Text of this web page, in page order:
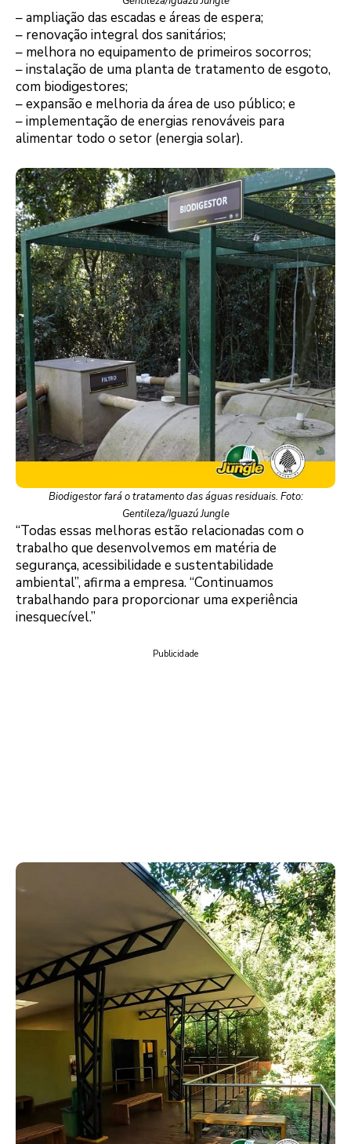
– ampliação das escadas e áreas de espera;
– renovação integral dos sanitários;
– melhora no equipamento de primeiros socorros;
– instalação de uma planta de tratamento de esgoto,
com biodigestores;
– expansão e melhoria da área de uso público; e
– implementação de energias renováveis para
alimentar todo o setor (energia solar).
Biodigestor fará o tratamento das águas residuais. Foto:
Gentileza/Iguazú Jungle
“Todas essas melhoras estão relacionadas com o
trabalho que desenvolvemos em matéria de
segurança, acessibilidade e sustentabilidade
ambiental”, afirma a empresa. “Continuamos
trabalhando para proporcionar uma experiência
inesquecível.”
Publicidade